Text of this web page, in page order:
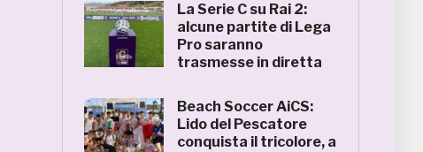
La Serie C su Rai 2:
alcune partite di Lega
Pro saranno
trasmesse in diretta
Beach Soccer AiCS:
Lido del Pescatore
conquista il tricolore, a